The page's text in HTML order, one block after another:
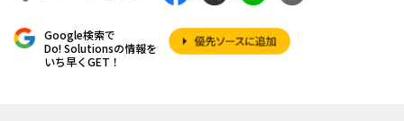
Google検索で
Do! Solutionsの情報を
いち早くGET！